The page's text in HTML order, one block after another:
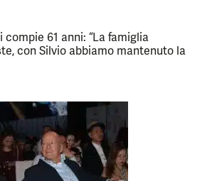
61 anni: “La famiglia
con Silvio abbiamo mantenuto la